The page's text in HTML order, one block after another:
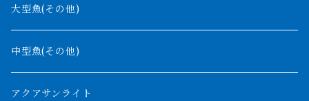
バンジャール
ギニア
ナイジェリア
コンギクス
オルナティピンニス
コンゴ
ウィークシー
大型魚(その他)
中型魚(その他)
アクアサンライト